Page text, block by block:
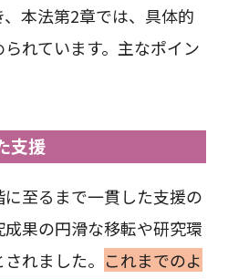
本法第2章では、具体的
れています。主なポイン
支援
至るまで一貫した支援の
果の円滑な移転や研究環
れました。 これまでのよ